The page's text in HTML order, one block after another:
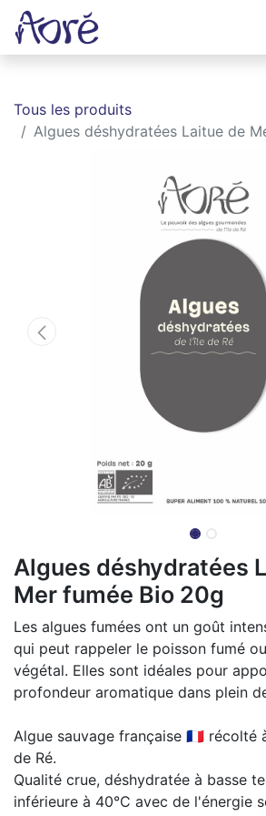
Tous les produits
Algues déshydratées Laitue de
Algues déshydratées
Mer fumée Bio 20g
Les algues fumées ont un goût
qui peut rappeler le poisson fumé
végétal. Elles sont idéales pour
profondeur aromatique dans plein
Algue sauvage française 🇫🇷 récolté
de Ré.
Qualité crue, déshydratée à basse
inférieure à 40°C avec de l'énergie